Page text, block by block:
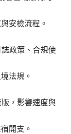
安檢流程。
政策、合規使
法規。
，影響速度與
開支。